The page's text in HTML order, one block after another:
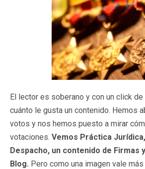
El lector es soberano y con un click
cuánto le gusta un contenido. Hemos
votos y nos hemos puesto a mirar
votaciones. Vemos Práctica
Despacho, un contenido de Firmas
Blog. Pero como una imagen vale